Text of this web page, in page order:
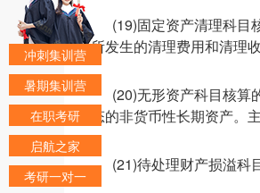
(19)固定资产清理科目
所发生的清理费用和清理收
(20)无形资产科目核算
态的非货币性长期资产。
(21)待处理财产损溢科
冲刺集训营
暑期集训营
在职考研
启航之家
考研一对一